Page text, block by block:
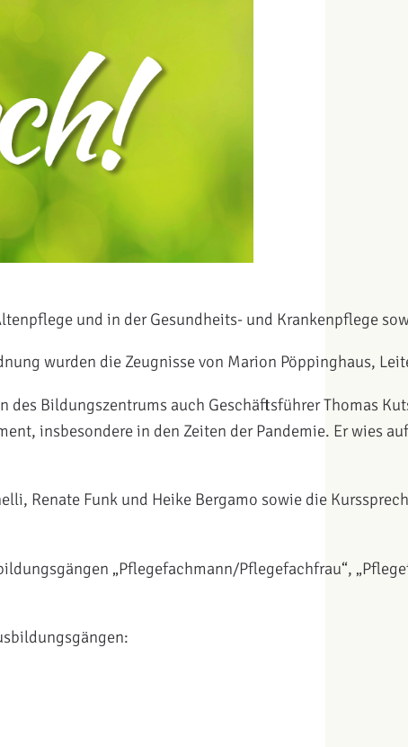
und in der Gesundheits- und Krankenpflege
wurden die Zeugnisse von Marion Pöppinghaus,
Bildungszentrums auch Geschäftsführer Thomas
insbesondere in den Zeiten der Pandemie. Er
Renate Funk und Heike Bergamo sowie die
„Pflegefachmann/Pflegefachfrau“,